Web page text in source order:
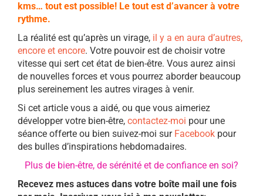
kms… tout est possible! Le tout est d’avancer à votre
rythme.
La réalité est qu’après un virage, il y a en aura d’autres,
encore et encore. Votre pouvoir est de choisir votre
vitesse qui sert cet état de bien-être. Vous aurez ainsi
de nouvelles forces et vous pourrez aborder beaucoup
plus sereinement les autres virages à venir.
Si cet article vous a aidé, ou que vous aimeriez
développer votre bien-être, contactez-moi pour une
séance offerte ou bien suivez-moi sur Facebook pour
des bulles d’inspirations hebdomadaires.
Plus de bien-être, de sérénité et de confiance en soi?
Recevez mes astuces dans votre boîte mail une fois